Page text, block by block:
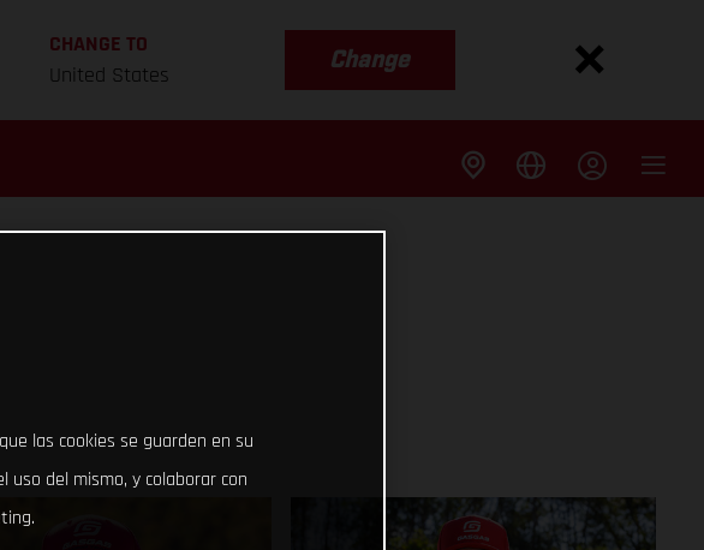
CHANGE TO
United States
Change
las cookies se guarden en su
uso del mismo, y colaborar con